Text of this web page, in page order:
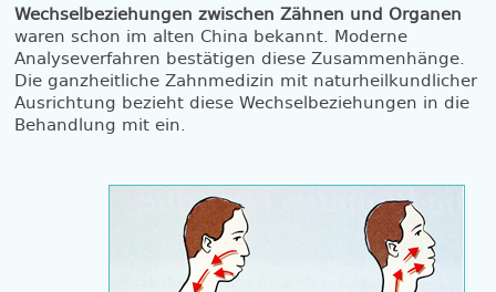
Wechselbeziehungen zwischen Zähnen und Organen
waren schon im alten China bekannt. Moderne
Analyseverfahren bestätigen diese Zusammenhänge.
Die ganzheitliche Zahnmedizin mit naturheilkundlicher
Ausrichtung bezieht diese Wechselbeziehungen in die
Behandlung mit ein.